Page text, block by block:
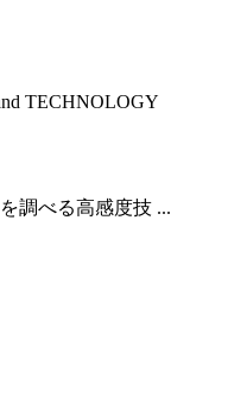
TECHNOLOGY
調べる高感度技 ...